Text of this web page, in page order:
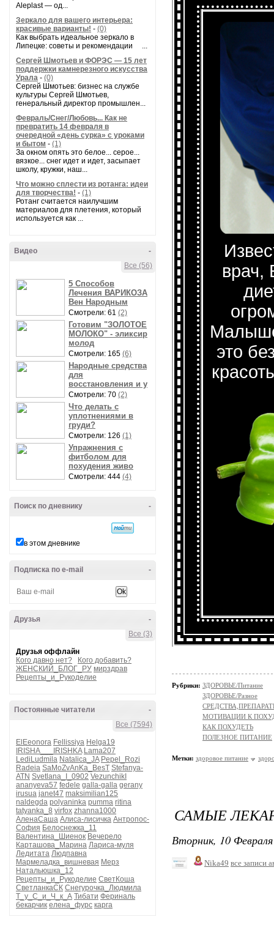
Aleplast — од...
Зеркало для вашего интерьера:
красивые варианты! - (0)
Как выбрать идеальное зеркало в
Липецке: советы и рекомендации ...
Сергей Шмотьев и ФОРЭС — 15 лет
поддержки камнерезного искусства
Урала - (0)
Сергей Шмотьев: бизнес на службе
культуры Сергей Шмотьев,
генеральный директор промышлен...
Февраль/Снег/Любовь... Как не
превратить 14 февраля в
очередной «день сурка» с уроками
и бытом - (1)
За окном опять это белое... серое...
вязкое... снег идет и идет, засыпает
школу, кружки, наш...
Что можно сплести из ротанга: идеи
для творчества! - (1)
Ротанг считается наилучшим
материалов для плетения, который
используется как ...
-
Видео
Все (56)
5 Способов
Лечения ВАРИКОЗА
Вен Народным
Смотрели: 61 (2)
Готовим "ЗОЛОТОЕ
МОЛОКО" - эликсир
молод
Смотрели: 165 (6)
Народные средства
для
восстановления и у
Смотрели: 70 (2)
Что делать с
уплотнениями в
груди?
Смотрели: 126 (1)
Упражнения с
фитболом для
похудения живо
Смотрели: 444 (4)
-
Поиск по дневнику
в этом дневнике
-
Подписка по e-mail
-
Друзья
Все (3)
Друзья оффлайн
Кого давно нет?
Кого добавить?
ЖЕНСКИЙ_БЛОГ_РУ мирздрав
Рецепты_и_Рукоделие
-
Постоянные читатели
Все (7594)
ElEeonora Fellissiya Helga19
IRISHA___IRISHKA Lama207
LediLudmila Natalica_JA Pepel_Rozi
Radeia SaMoZvAnKa_BesT Stefanya-
ATN Svetlana_I_0902 VezunchikI
ananyeva57 fedele galla-galla gerany
irusua janet47 maksimilian125
naldegda polyaninka pumma ritina
tatyanka_8 virfox zhanna1000
АленаСаша Алиса-лисичка Антропос-
София Белоснежка_11
Валентина_Шиенок Вечерело
Карташова_Марина Лариса-муля
Ледитата Людпавна
Мармеладка_вишневая Мерз
Натальюшка_12
Рецепты_и_Рукоделие СветКоша
СветланкаСК Снегурочка_Людмила
Т_у_С_и_Ч_к_А Тибати Фериналь
бекарчик елена_фурс карга
врач,
это
Рубрики: ЗДОРОВЬЕ/Питание
ЗДОРОВЬЕ/Разное
МОТИВАЦИИ К
КАК ПОХУДЕТЬ
ПОЛЕЗНОЕ ПИТАНИЕ
Метки: здоровое питание
САМЫЕ
Вторник, 10
Nika49 все записи